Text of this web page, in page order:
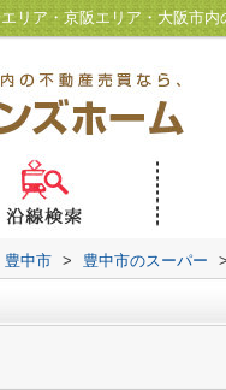
豊中市 > 豊中市のスーパー >